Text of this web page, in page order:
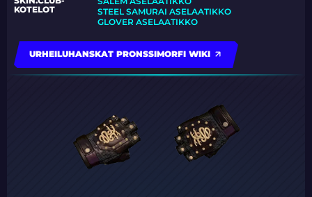
KOTELOT
STEEL SAMURAI ASELAATIKKO
GLOVER ASELAATIKKO
URHEILUHANSKAT PRONSSIMORFI WIKI